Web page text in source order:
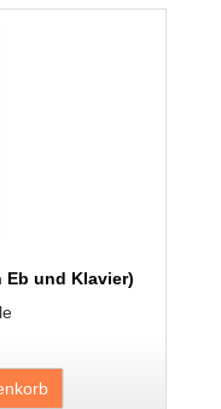
Eb und Klavier)